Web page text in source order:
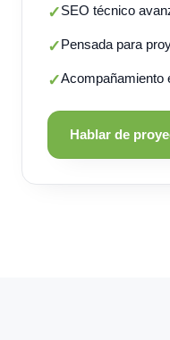
✓SEO técnico
✓Pensada para
✓Acompañamiento
Hablar de